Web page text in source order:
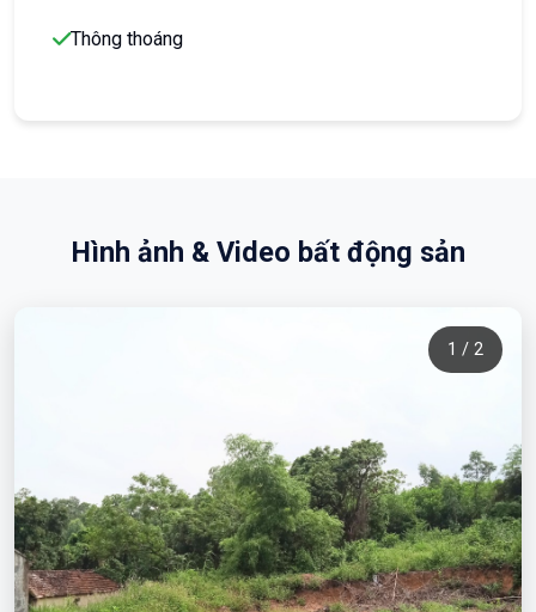
Thông thoáng
Hình ảnh & Video bất động sản
1 / 2